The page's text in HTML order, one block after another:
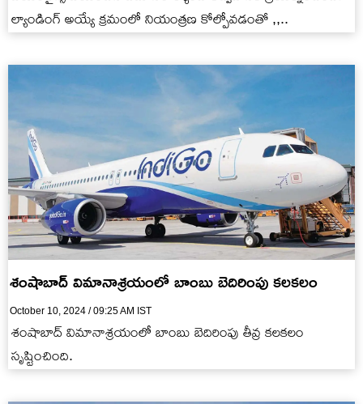
ల్యాండింగ్ అయ్యే క్రమంలో నియంత్రణ కోల్పోవడంతో ,,..
శంషాబాద్ విమానాశ్రయంలో బాంబు బెదిరింపు కలకలం
October 10, 2024 / 09:25 AM IST
శంషాబాద్ విమానాశ్రయంలో బాంబు బెదిరింపు తీవ్ర కలకలం
సృష్టించింది.